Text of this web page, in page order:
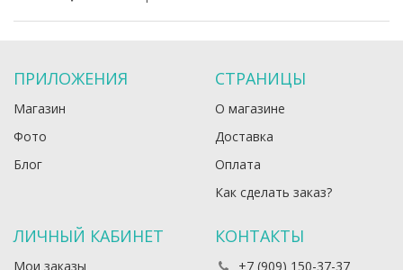
ПРИЛОЖЕНИЯ
Магазин
Фото
Блог
СТРАНИЦЫ
О магазине
Доставка
Оплата
Как сделать заказ?
ЛИЧНЫЙ КАБИНЕТ
Мои заказы
КОНТАКТЫ
+7 (909) 150-37-37